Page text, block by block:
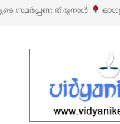
സെയിലും ഓഗസ്റ്റ്